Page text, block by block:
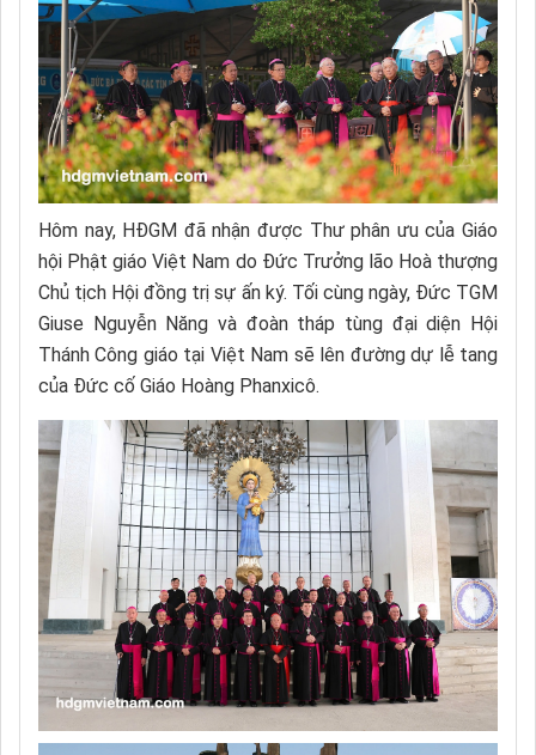
Hôm nay, HĐGM đã nhận được Thư phân ưu của Giáo
hội Phật giáo Việt Nam do Đức Trưởng lão Hoà thượng
Chủ tịch Hội đồng trị sự ấn ký. Tối cùng ngày, Đức TGM
Giuse Nguyễn Năng và đoàn tháp tùng đại diện Hội
Thánh Công giáo tại Việt Nam sẽ lên đường dự lễ tang
của Đức cố Giáo Hoàng Phanxicô.